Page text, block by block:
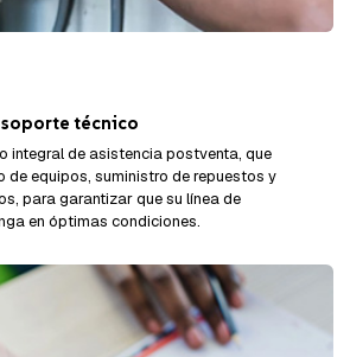
técnico
integral de asistencia postventa, que
de equipos, suministro de repuestos y
para garantizar que su línea de
en óptimas condiciones.